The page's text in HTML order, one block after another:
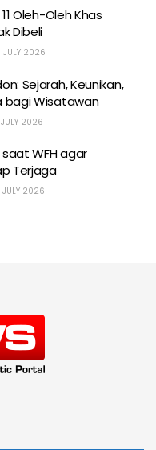
Oleh-Oleh Khas
Dibeli
JULY 2026
Sejarah, Keunikan,
bagi Wisatawan
2026
WFH agar
Terjaga
JULY 2026